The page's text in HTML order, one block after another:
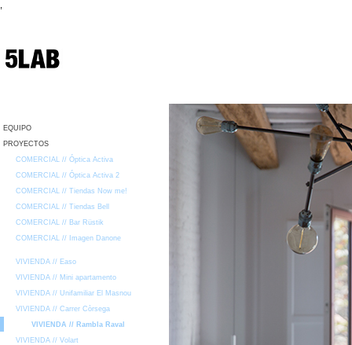
EQUIPO
PROYECTOS
COMERCIAL // Óptica Activa
COMERCIAL // Óptica Activa 2
COMERCIAL // Tiendas Now me!
COMERCIAL // Tiendas Bell
COMERCIAL // Bar Rüstik
COMERCIAL // Imagen Danone
VIVIENDA // Easo
VIVIENDA // Mini apartamento
VIVIENDA // Unifamiliar El Masnou
VIVIENDA // Carrer Còrsega
VIVIENDA // Rambla Raval
VIVIENDA // Volart